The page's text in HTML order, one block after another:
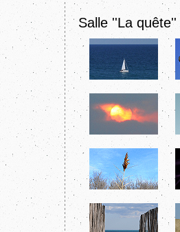
Salle ''La quête''